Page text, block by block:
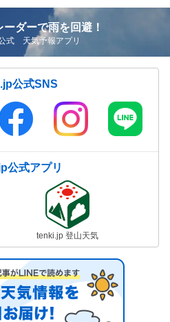
ーダーで雨を回避！
式 天気予報アプリ
公式SNS
公式アプリ
tenki.jp 登山天気